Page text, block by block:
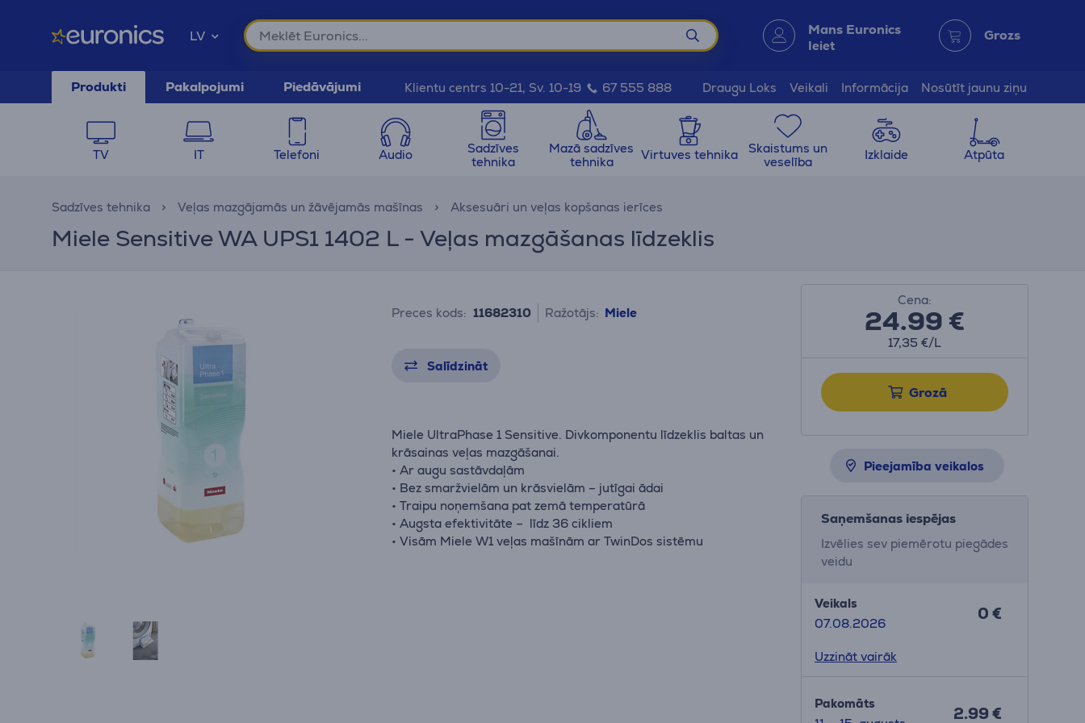
LV Mans Euronics
Ieiet
Grozs
Produkti Pakalpojumi Piedāvājumi Klientu centrs 10-21, Sv. 10-19 67 555 888 Draugu Loks Veikali Informācija Nosūtīt jaunu ziņu
TV IT Telefoni Audio
Sadzīves
tehnika
Mazā sadzīves
tehnika
Virtuves tehnika
Skaistums un
veselība
Izklaide Atpūta
Sadzīves tehnika Veļas mazgājamās un žāvējamās mašīnas Aksesuāri un veļas kopšanas ierīces
Miele Sensitive WA UPS1 1402 L - Veļas mazgāšanas līdzeklis
Preces kods: 11682310 Ražotājs: Miele
Salīdzināt
Miele UltraPhase 1 Sensitive. Divkomponentu līdzeklis baltas un
krāsainas veļas mazgāšanai.
• Ar augu sastāvdaļām
• Bez smaržvielām un krāsvielām – jutīgai ādai
• Traipu noņemšana pat zemā temperatūrā
• Augsta efektivitāte – līdz 36 cikliem
• Visām Miele W1 veļas mašīnām ar TwinDos sistēmu
Cena:
24.99€
17,35 €/L
Grozā
Pieejamība veikalos
Saņemšanas iespējas
Izvēlies sev piemērotu piegādes
veidu
Veikals
07.08.2026
0 €
Uzzināt vairāk
Pakomāts
2.99 €